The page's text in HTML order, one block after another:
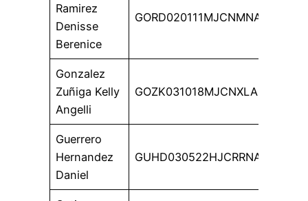
Ramirez
Denisse
Berenice
GORD020111MJCNMNA5
Gonzalez
Zuñiga Kelly
Angelli
GOZK031018MJCNXLA3
Guerrero
Hernandez
Daniel
GUHD030522HJCRRNA4